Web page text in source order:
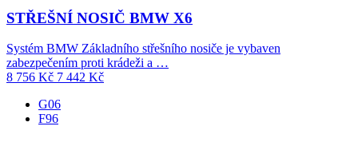
STŘEŠNÍ NOSIČ BMW X6
Systém BMW Základního střešního nosiče je vybaven
zabezpečením proti krádeži a …
8 756 Kč 7 442 Kč
G06
F96